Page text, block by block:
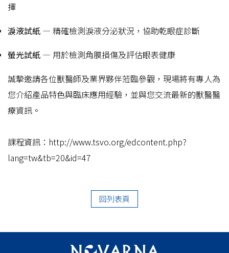
擇
淚液試紙 — 精確檢測淚液分泌狀況，協助乾眼症診斷
螢光試紙 — 用於檢測角膜損傷及評估眼表健康
誠摯邀請各位獸醫師及業界夥伴蒞臨參觀，現場將有專人為
您介紹產品特色與臨床應用經驗，並與您交流最新的獸醫醫
療資訊。
課程資訊：http://www.tsvo.org/edcontent.php?
lang=tw&tb=20&id=47
回列表頁